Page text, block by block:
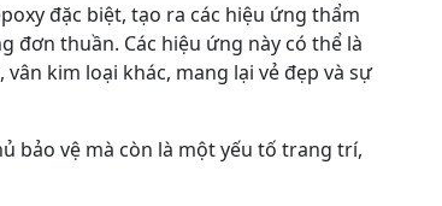
đặc biệt, tạo ra các hiệu ứng thẩm
đơn thuần. Các hiệu ứng này có thể là
kim loại khác, mang lại vẻ đẹp và sự
bảo vệ mà còn là một yếu tố trang trí,